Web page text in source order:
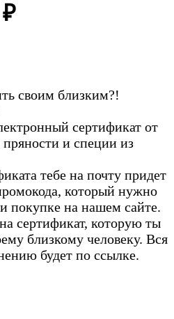
своим близким?!
сертификат от
и специи из
тебе на почту придет
который нужно
покупке на нашем сайте.
сертификат, которую ты
близкому человеку. Вся
будет по ссылке.